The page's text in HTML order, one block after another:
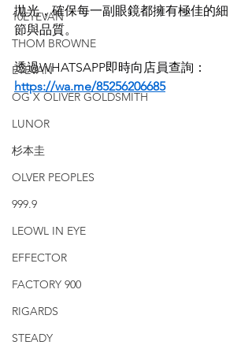
10EYEVAN
THOM BROWNE
EYEVAN
OG X OLIVER GOLDSMITH
LUNOR
杉本圭
OLVER PEOPLES
999.9
LEOWL IN EYE
EFFECTOR
FACTORY 900
RIGARDS
STEADY
拋光，確保每一副眼鏡都擁有極佳的細
節與品質。
透過WHATSAPP即時向店員查詢：
https://wa.me/85256206685